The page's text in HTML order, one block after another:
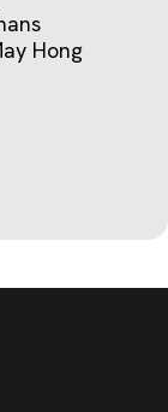
Cho, Ji-young Yoo, May Hong